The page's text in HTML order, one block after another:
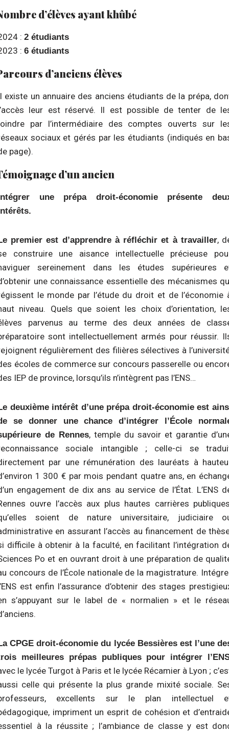
d’élèves ayant khûbé
: 2 étudiants
: 6 étudiants
d’anciens élèves
existe un annuaire des anciens étudiants de la prépa,
leur est réservé. Il est possible de tenter de
par l’intermédiaire des comptes ouverts sur
sociaux et gérés par les étudiants (indiqués en
page).
d’un ancien
une prépa droit-économie présente
premier est d’apprendre à réfléchir et à travailler,
construire une aisance intellectuelle précieuse
sereinement dans les études supérieures
une connaissance essentielle des mécanismes
le monde par l’étude du droit et de l’économie
niveau. Quels que soient les choix d’orientation,
parvenus au terme des deux années de
sont intellectuellement armés pour réussir.
régulièrement des filières sélectives à
écoles de commerce sur concours passerelle ou
IEP de province, lorsqu’ils n’intègrent pas l’ENS…
deuxième intérêt d’une prépa droit-économie est
se donner une chance d’intégrer l’École
de Rennes, temple du savoir et garantie
sociale intangible ; celle-ci se
par une rémunération des lauréats à
1 300 € par mois pendant quatre ans, en
engagement de dix ans au service de l’État. L’ENS
ouvre l’accès aux plus hautes carrières
soient de nature universitaire, judiciaire
en assurant l’accès au financement de
difficile à obtenir à la faculté, en facilitant l’intégration
Po et en ouvrant droit à une préparation de
concours de l’École nationale de la magistrature.
est enfin l’assurance d’obtenir des stages
s’appuyant sur le label de « normalien » et le
CPGE droit-économie du lycée Bessières est l’une
meilleures prépas publiques pour intégrer
le lycée Turgot à Paris et le lycée Récamier à Lyon ;
celle qui présente la plus grande mixité sociale.
excellents sur le plan intellectuel
impriment un esprit de cohésion et
à la réussite ; l’ambiance de classe y est